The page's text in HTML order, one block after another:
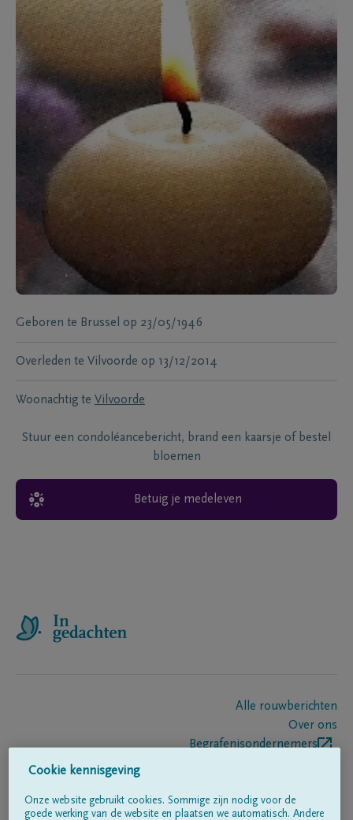
Geboren te Brussel op 23/05/1946
Overleden te Vilvoorde op 13/12/2014
Woonachtig te Vilvoorde
Stuur een condoléancebericht, brand een kaarsje of bestel
bloemen
Betuig je medeleven
Alle rouwberichten
Over ons
Begrafenisondernemers
Cookie kennisgeving
Onze website gebruikt cookies. Sommige zijn nodig voor de
goede werking van de website en plaatsen we automatisch. Andere